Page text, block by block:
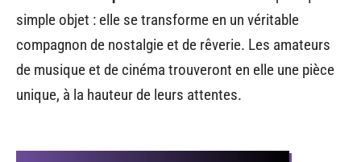
simple objet : elle se transforme en un véritable
compagnon de nostalgie et de rêverie. Les amateurs
de musique et de cinéma trouveront en elle une pièce
unique, à la hauteur de leurs attentes.